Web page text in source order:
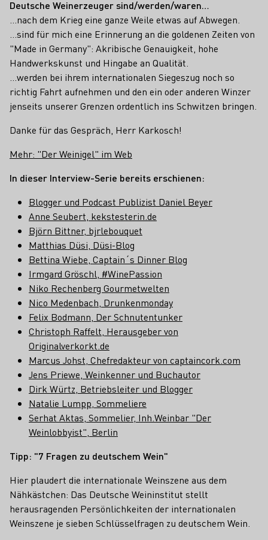
Deutsche Weinerzeuger sind/werden/waren…
…nach dem Krieg eine ganze Weile etwas auf Abwegen.
...sind für mich eine Erinnerung an die goldenen Zeiten von
"Made in Germany": Akribische Genauigkeit, hohe
Handwerkskunst und Hingabe an Qualität.
...werden bei ihrem internationalen Siegeszug noch so
richtig Fahrt aufnehmen und den ein oder anderen Winzer
jenseits unserer Grenzen ordentlich ins Schwitzen bringen.
Danke für das Gespräch, Herr Karkosch!
Mehr: "Der Weinigel" im Web
In dieser Interview-Serie bereits erschienen:
Blogger und Podcast Publizist Daniel Beyer
Anne Seubert, kekstesterin.de
Björn Bittner, bjrlebouquet
Matthias Düsi, Düsi-Blog
Bettina Wiebe, Captain´s Dinner Blog
Irmgard Gröschl, #WinePassion
Niko Rechenberg Gourmetwelten
Nico Medenbach, Drunkenmonday
Felix Bodmann, Der Schnutentunker
Christoph Raffelt, Herausgeber von
Originalverkorkt.de
Marcus Johst, Chefredakteur von captaincork.com
Jens Priewe, Weinkenner und Buchautor
Dirk Würtz, Betriebsleiter und Blogger
Natalie Lumpp, Sommeliere
Serhat Aktas, Sommelier, Inh.Weinbar "Der
Weinlobbyist", Berlin
Tipp: "7 Fragen zu deutschem Wein"
Hier plaudert die internationale Weinszene aus dem
Nähkästchen: Das Deutsche Weininstitut stellt
herausragenden Persönlichkeiten der internationalen
Weinszene je sieben Schlüsselfragen zu deutschem Wein.